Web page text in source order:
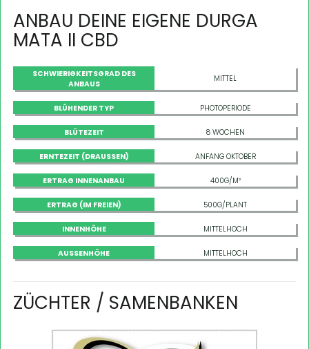
ANBAU DEINE EIGENE DURGA
MATA II CBD
SCHWIERIGKEITSGRAD DES
ANBAUS
MITTEL
BLÜHENDER TYP PHOTOPERIODE
BLÜTEZEIT 8 WOCHEN
ERNTEZEIT (DRAUSSEN) ANFANG OKTOBER
ERTRAG INNENANBAU 400G/M²
ERTRAG (IM FREIEN) 500G/PLANT
INNENHÖHE MITTELHOCH
AUSSENHÖHE MITTELHOCH
ZÜCHTER / SAMENBANKEN